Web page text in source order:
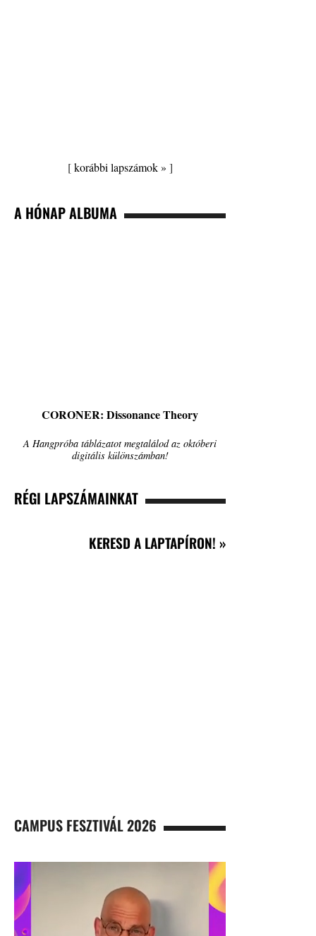
[korábbi lapszámok » ]
A HÓNAP ALBUMA
CORONER: Dissonance Theory
A Hangpróba táblázatot megtalálod az októberi
digitális különszámban!
RÉGI LAPSZÁMAINKAT
KERESD A LAPTAPÍRON! »
CAMPUS FESZTIVÁL 2026